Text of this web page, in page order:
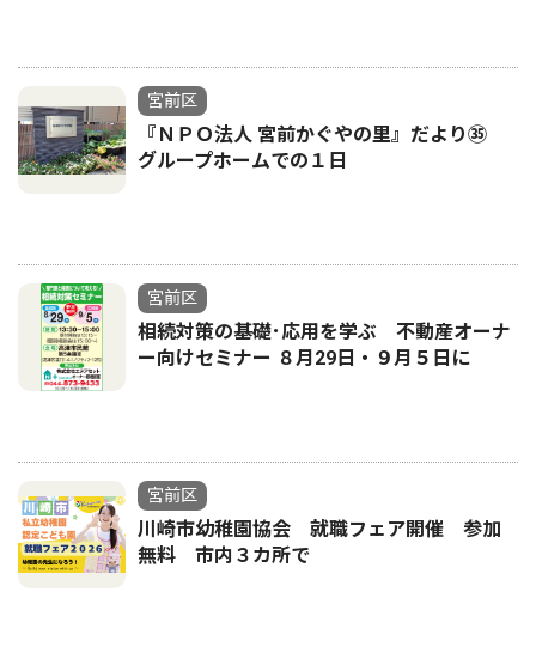
宮前区
『ＮＰＯ法人 宮前かぐやの里』だより㉟
グループホームでの１日
宮前区
相続対策の基礎･応用を学ぶ 不動産オーナ
ー向けセミナー ８月29日・９月５日に
宮前区
川崎市幼稚園協会 就職フェア開催 参加
無料 市内３カ所で